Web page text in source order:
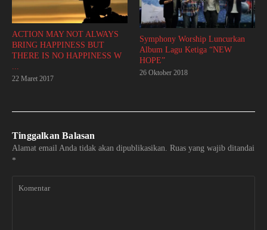
ACTION MAY NOT ALWAYS
BRING HAPPINESS BUT
THERE IS NO HAPPINESS W
22 Maret 2017
Symphony Worship Luncurkan
Album Lagu Ketiga “NEW
HOPE”
26 Oktober 2018
Tinggalkan Balasan
Alamat email Anda tidak akan dipublikasikan. Ruas yang wajib ditandai
*